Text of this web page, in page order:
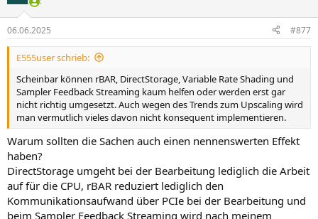
e
n
06.06.2025 #877
E555user schrieb:
Scheinbar können rBAR, DirectStorage, Variable Rate Shading und
Sampler Feedback Streaming kaum helfen oder werden erst gar
nicht richtig umgesetzt. Auch wegen des Trends zum Upscaling wird
man vermutlich vieles davon nicht konsequent implementieren.
Warum sollten die Sachen auch einen nennenswerten Effekt
haben?
DirectStorage umgeht bei der Bearbeitung lediglich die Arbeit
auf für die CPU, rBAR reduziert lediglich den
Kommunikationsaufwand über PCIe bei der Bearbeitung und
beim Sampler Feedback Streaming wird nach meinem